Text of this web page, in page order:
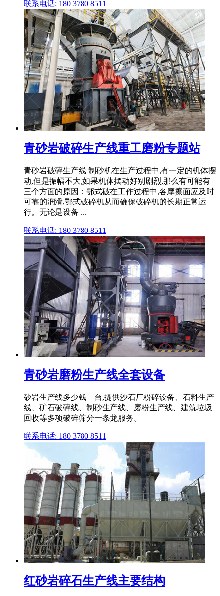
联系电话: 180 3780 8511
青砂岩破碎生产线重工磨粉专题站
青砂岩破碎生产线 制砂机在生产过程中,有一定的机体摆
动,但是振幅不大,如果机体摆动好别剧烈,那么有可能有
三个方面的原因：鄂式破在工作过程中,各摩擦面应及时
可靠的润滑,鄂式破碎机从而确保破碎机的长期正常运
行。无论是设备 ...
联系电话: 180 3780 8511
青砂岩磨粉生产线全套设备
砂岩生产线多少钱一台,提供沙石厂粉碎设备、石料生产
线、矿石破碎线、制砂生产线、磨粉生产线、建筑垃圾
回收等多项破碎筛分一条龙服务。
联系电话: 180 3780 8511
红砂岩碎石生产线主要结构